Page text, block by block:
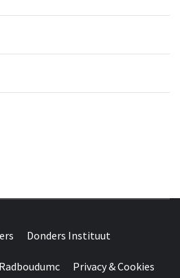
WONDERS
Donders Instituut
Radboudumc Privacy & Cookies